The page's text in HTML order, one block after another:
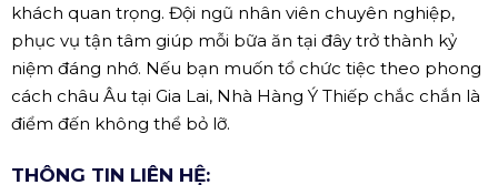
khách quan trọng. Đội ngũ nhân viên chuyên nghiệp,
phục vụ tận tâm giúp mỗi bữa ăn tại đây trở thành kỷ
niệm đáng nhớ. Nếu bạn muốn tổ chức tiệc theo phong
cách châu Âu tại Gia Lai, Nhà Hàng Ý Thiếp chắc chắn là
điểm đến không thể bỏ lỡ.
THÔNG TIN LIÊN HỆ: